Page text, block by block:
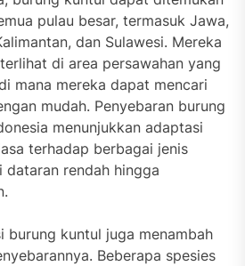
pulau besar, termasuk Jawa,
dan Sulawesi. Mereka
di area persawahan yang
mana mereka dapat mencari
mudah. Penyebaran burung
menunjukkan adaptasi
terhadap berbagai jenis
dataran rendah hingga
burung kuntul juga menambah
Beberapa spesies